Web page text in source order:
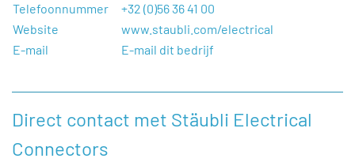
Telefoonnummer
+32 (0)56 36 41 00
Website
www.staubli.com/electrical
E-mail
E-mail dit bedrijf
Direct contact met Stäubli Electrical
Connectors